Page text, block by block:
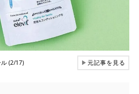
(2/17) ▶元記事を見る